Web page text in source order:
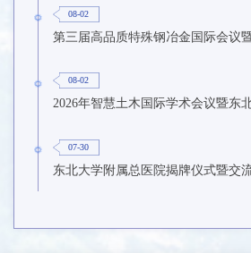
08-02
08-02
07-30
东北大学附属总医院揭牌仪式暨交